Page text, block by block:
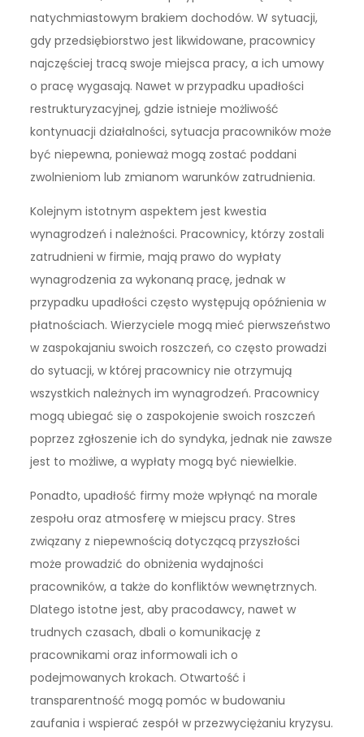
natychmiastowym brakiem dochodów. W sytuacji,
gdy przedsiębiorstwo jest likwidowane, pracownicy
najczęściej tracą swoje miejsca pracy, a ich umowy
o pracę wygasają. Nawet w przypadku upadłości
restrukturyzacyjnej, gdzie istnieje możliwość
kontynuacji działalności, sytuacja pracowników może
być niepewna, ponieważ mogą zostać poddani
zwolnieniom lub zmianom warunków zatrudnienia.
Kolejnym istotnym aspektem jest kwestia
wynagrodzeń i należności. Pracownicy, którzy zostali
zatrudnieni w firmie, mają prawo do wypłaty
wynagrodzenia za wykonaną pracę, jednak w
przypadku upadłości często występują opóźnienia w
płatnościach. Wierzyciele mogą mieć pierwszeństwo
w zaspokajaniu swoich roszczeń, co często prowadzi
do sytuacji, w której pracownicy nie otrzymują
wszystkich należnych im wynagrodzeń. Pracownicy
mogą ubiegać się o zaspokojenie swoich roszczeń
poprzez zgłoszenie ich do syndyka, jednak nie zawsze
jest to możliwe, a wypłaty mogą być niewielkie.
Ponadto, upadłość firmy może wpłynąć na morale
zespołu oraz atmosferę w miejscu pracy. Stres
związany z niepewnością dotyczącą przyszłości
może prowadzić do obniżenia wydajności
pracowników, a także do konfliktów wewnętrznych.
Dlatego istotne jest, aby pracodawcy, nawet w
trudnych czasach, dbali o komunikację z
pracownikami oraz informowali ich o
podejmowanych krokach. Otwartość i
transparentność mogą pomóc w budowaniu
zaufania i wspierać zespół w przezwyciężaniu kryzysu.